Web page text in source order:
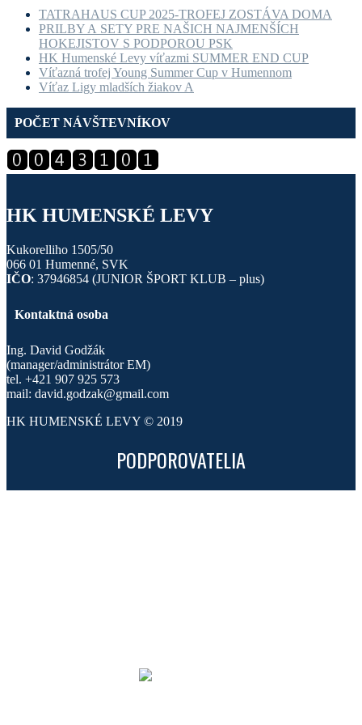
TATRAHAUS CUP 2025-TROFEJ ZOSTÁVA DOMA
PRILBY A SETY PRE NAŠICH NAJMENŠÍCH
HOKEJISTOV S PODPOROU PSK
HK Humenské Levy víťazmi SUMMER END CUP
Víťazná trofej Young Summer Cup v Humennom
Víťaz Ligy mladších žiakov A
POČET NÁVŠTEVNÍKOV
HK HUMENSKÉ LEVY
Kukorelliho 1505/50
066 01 Humenné, SVK
IČO: 37946854 (JUNIOR ŠPORT KLUB – plus)
Kontaktná osoba
Ing. David Godžák
(manager/administrátor EM)
tel. +421 907 925 573
mail: david.godzak@gmail.com
HK HUMENSKÉ LEVY © 2019
PODPOROVATELIA